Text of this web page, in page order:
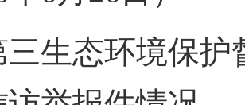
三生态环境保
访举报件情况